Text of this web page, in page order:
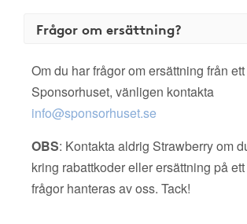
Frågor om ersättning?
Om du har frågor om ersättning från
Sponsorhuset, vänligen kontakta
info@sponsorhuset.se
OBS: Kontakta aldrig Strawberry om
kring rabattkoder eller ersättning på
frågor hanteras av oss. Tack!